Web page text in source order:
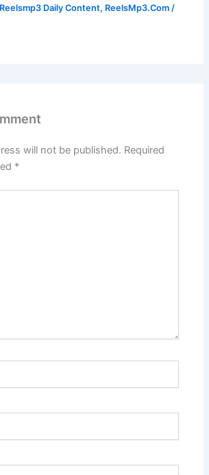
Reelsmp3 Daily Content, ReelsMp3.Com /
will not be published. Required
*